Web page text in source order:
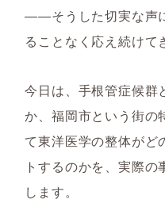
――そうした切実な声
ることなく応え続けて
今日は、手根管症候群
か、福岡市という街の
て東洋医学の整体がど
トするのかを、実際の
します。